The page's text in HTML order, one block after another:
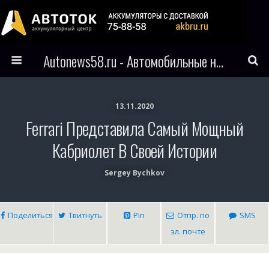
Autonews58.ru - Автомобильные новости Пензы и всего мира
13.11.2020
Ferrari Представила Самый Мощный
Кабриолет В Своей Истории
Sergey Bychkov
Поделиться Твитнуть Pin
Отпр. по
эл. почте
SMS